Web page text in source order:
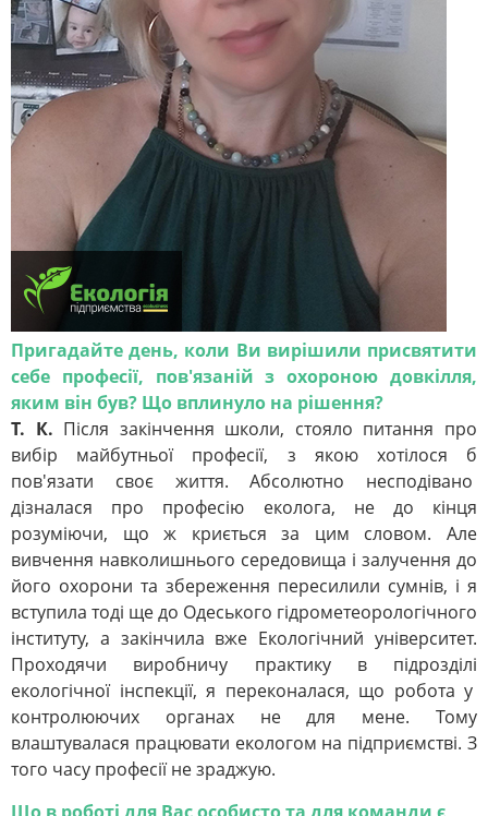
Пригадайте день, коли Ви вирішили присвятити
себе професії, пов'язаній з охороною довкілля,
яким він був? Що вплинуло на рішення?
Т. К. Після закінчення школи, стояло питання про
вибір майбутньої професії, з якою хотілося б
пов'язати своє життя. Абсолютно несподівано
дізналася про професію еколога, не до кінця
розуміючи, що ж криється за цим словом. Але
вивчення навколишнього середовища і залучення до
його охорони та збереження пересилили сумнів, і я
вступила тоді ще до Одеського гідрометеорологічного
інституту, а закінчила вже Екологічний університет.
Проходячи виробничу практику в підрозділі
екологічної інспекції, я переконалася, що робота у
контролюючих органах не для мене. Тому
влаштувалася працювати екологом на підприємстві. З
того часу професії не зраджую.